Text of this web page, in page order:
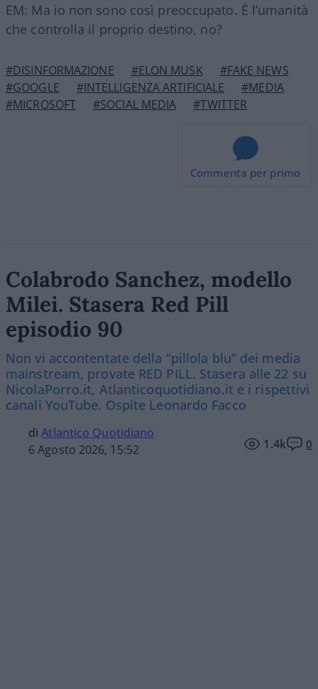
EM: Ma io non sono così preoccupato. È l’umanità
che controlla il proprio destino, no?
#DISINFORMAZIONE #ELON MUSK
#FAKE NEWS
#GOOGLE
#INTELLIGENZA ARTIFICIALE
#MEDIA
#MICROSOFT
#SOCIAL MEDIA #TWITTER
Commenta per primo
Colabrodo Sanchez, modello
Milei. Stasera Red Pill
episodio 90
Non vi accontentate della “pillola blu” dei media
mainstream, provate RED PILL. Stasera alle 22 su
NicolaPorro.it, Atlanticoquotidiano.it e i rispettivi
canali YouTube. Ospite Leonardo Facco
diAtlantico Quotidiano
6 Agosto 2026, 15:52
1.4k 0